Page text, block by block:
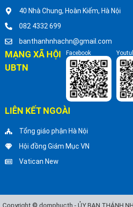
40 Nhà Chung, Hoàn Kiếm, Hà Nội
082 4332 699
banthanhnhachn@gmail.com
MẠNG XÃ HỘI
UBTN
Facebook
LIÊN KẾT NGOÀI
Tổng giáo phận Hà Nội
Hội đồng Giám Mục VN
Vatican New
Copyright © domphucth - ỦY BAN THÁNH